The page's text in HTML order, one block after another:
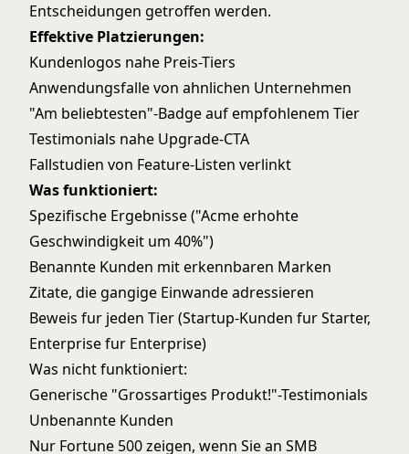
Entscheidungen getroffen werden.
Effektive Platzierungen:
Kundenlogos nahe Preis-Tiers
Anwendungsfalle von ahnlichen Unternehmen
"Am beliebtesten"-Badge auf empfohlenem Tier
Testimonials nahe Upgrade-CTA
Fallstudien von Feature-Listen verlinkt
Was funktioniert:
Spezifische Ergebnisse ("Acme erhohte
Geschwindigkeit um 40%")
Benannte Kunden mit erkennbaren Marken
Zitate, die gangige Einwande adressieren
Beweis fur jeden Tier (Startup-Kunden fur Starter,
Enterprise fur Enterprise)
Was nicht funktioniert:
Generische "Grossartiges Produkt!"-Testimonials
Unbenannte Kunden
Nur Fortune 500 zeigen, wenn Sie an SMB